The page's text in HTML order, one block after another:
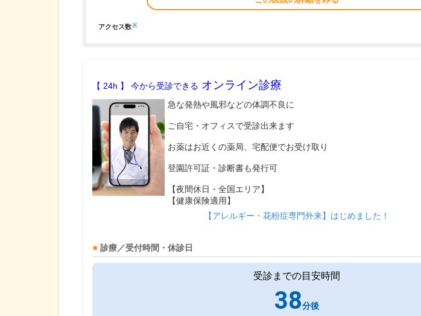
アクセス数※
【 24h 】 今から受診できる オンライン診療
急な発熱や風邪などの体調不良に
ご自宅・オフィスで受診出来ます
お薬はお近くの薬局、宅配便でお受け取り
登園許可証・診断書も発行可
【夜間休日・全国エリア】
【健康保険適用】
【アレルギー・花粉症専門外来】はじめました！
診療／受付時間・休診日
受診までの目安時間
38分後